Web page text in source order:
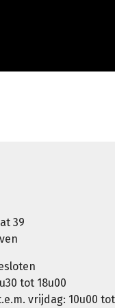
39
tot 18u00
vrijdag: 10u00